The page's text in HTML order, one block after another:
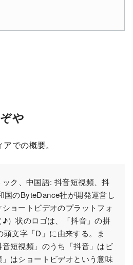
や
での概要。
ク、中国語: 抖音短視頻、抖
国のByteDance社が開発運営し
ョートビデオのプラットフォ
）状のロゴは、「抖音」の拼
文字「D」に由来する。ま
短視頻」のうち「抖音」はビ
はショートビデオという意味